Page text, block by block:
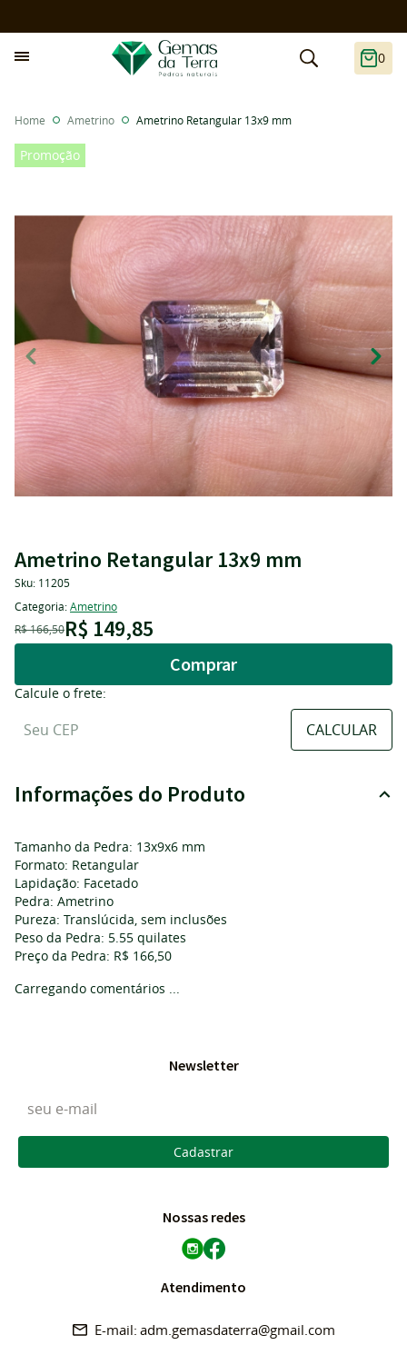
0
Home Ametrino Ametrino Retangular 13x9 mm
Promoção
Ametrino Retangular 13x9 mm
Sku: 11205
Categoria:Ametrino
R$ 166,50R$ 149,85
Comprar
Calcule o frete:
Informações do Produto
Tamanho da Pedra: 13x9x6 mm
Formato: Retangular
Lapidação: Facetado
Pedra: Ametrino
Pureza: Translúcida, sem inclusões
Peso da Pedra: 5.55 quilates
Preço da Pedra: R$ 166,50
Carregando comentários ...
Newsletter
Cadastrar
Nossas redes
Atendimento
adm.gemasdaterra@gmail.com